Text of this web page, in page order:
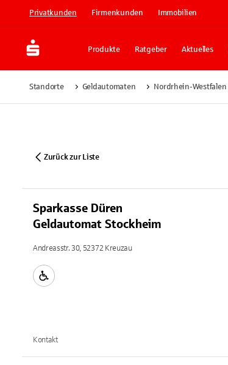
Privatkunden Firmenkunden Immobilien
Produkte Ratgeber Aktuelles
Standorte Geldautomaten Nordrhein-Westfalen
Zurück zur Liste
Sparkasse Düren
Geldautomat Stockheim
Andreasstr. 30, 52372 Kreuzau
Kontakt